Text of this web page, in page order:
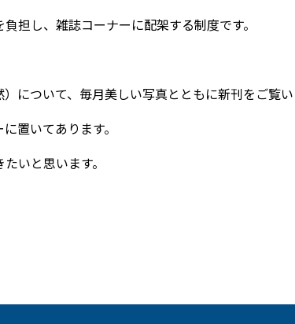
担し、雑誌コーナーに配架する制度です。
について、毎月美しい写真とともに新刊をご覧い
置いてあります。
いと思います。